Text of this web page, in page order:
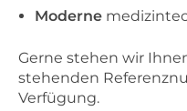
Moderne
Gerne stehen wir
stehenden
Verfügung.